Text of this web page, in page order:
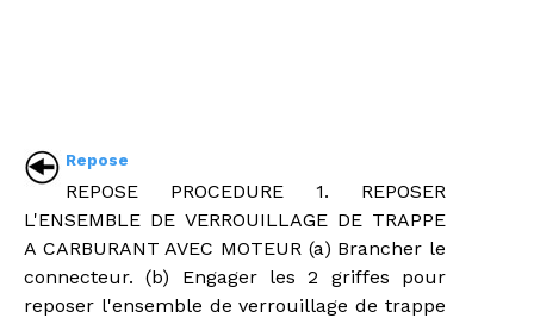
Repose
REPOSE PROCEDURE 1. REPOSER
L'ENSEMBLE DE VERROUILLAGE DE TRAPPE
A CARBURANT AVEC MOTEUR (a) Brancher le
connecteur. (b) Engager les 2 griffes pour
reposer l'ensemble de verrouillage de trappe